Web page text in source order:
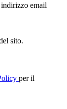
email
sito.
per il